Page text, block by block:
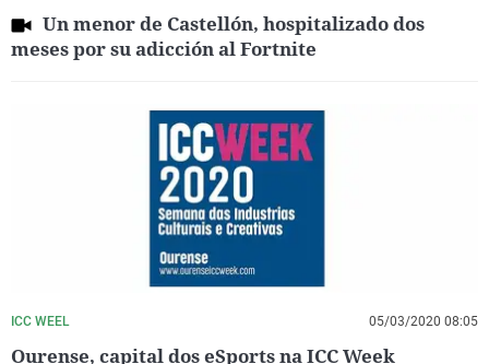
Un menor de Castellón, hospitalizado dos
meses por su adicción al Fortnite
ICC WEEL 05/03/2020 08:05
Ourense, capital dos eSports na ICC Week